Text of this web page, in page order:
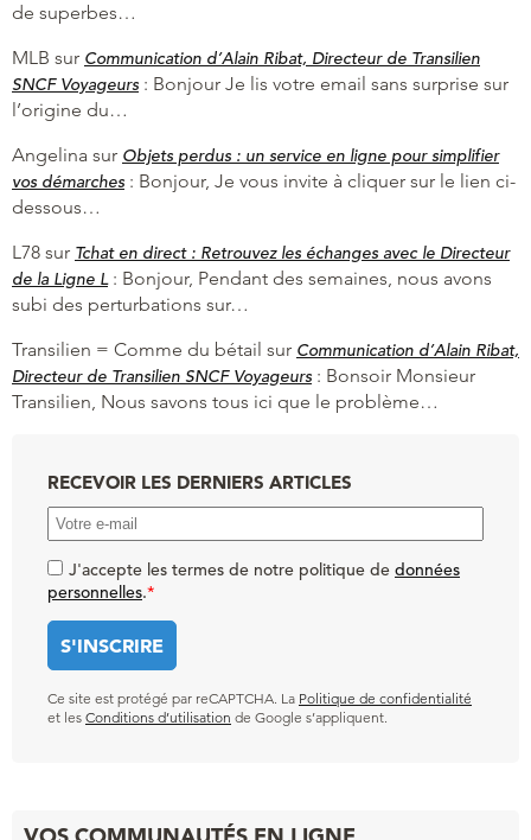
de superbes…
MLB sur Communication d’Alain Ribat, Directeur de Transilien
SNCF Voyageurs : Bonjour Je lis votre email sans surprise sur
l’origine du…
Angelina sur Objets perdus : un service en ligne pour simplifier
vos démarches : Bonjour, Je vous invite à cliquer sur le lien ci-
dessous…
L78 sur Tchat en direct : Retrouvez les échanges avec le Directeur
de la Ligne L: Bonjour, Pendant des semaines, nous avons
subi des perturbations sur…
Transilien = Comme du bétail sur Communication d’Alain Ribat,
Directeur de Transilien SNCF Voyageurs : Bonsoir Monsieur
Transilien, Nous savons tous ici que le problème…
RECEVOIR LES DERNIERS ARTICLES
J'accepte les termes de notre politique de données
personnelles.*
Ce site est protégé par reCAPTCHA. La Politique de confidentialité
et les Conditions d’utilisation de Google s’appliquent.